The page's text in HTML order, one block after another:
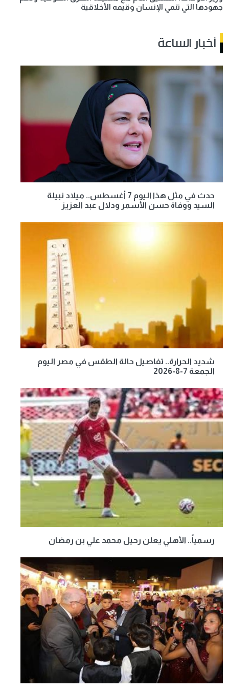
جهودها التي تنمي الإنسان وقيمه الأخلاقية
أخبار الساعة
حدث في مثل هذا اليوم 7 أغسطس.. ميلاد نبيلة
السيد ووفاة حسن الأسمر ودلال عبد العزيز
شديد الحرارة.. تفاصيل حالة الطقس في مصر اليوم
الجمعة 7-8-2026
رسمياً.. الأهلي يعلن رحيل محمد علي بن رمضان